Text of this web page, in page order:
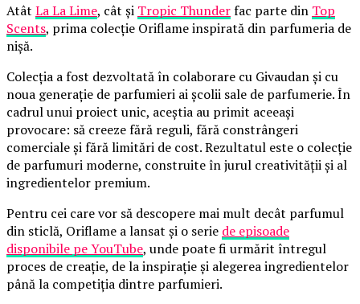
Atât La La Lime, cât și Tropic Thunderfac parte din Top
Scents, prima colecție Oriflame inspirată din parfumeria de
nișă.
Colecția a fost dezvoltată în colaborare cu Givaudan și cu
noua generație de parfumieri ai școlii sale de parfumerie. În
cadrul unui proiect unic, aceștia au primit aceeași
provocare: să creeze fără reguli, fără constrângeri
comerciale și fără limitări de cost. Rezultatul este o colecție
de parfumuri moderne, construite în jurul creativității și al
ingredientelor premium.
Pentru cei care vor să descopere mai mult decât parfumul
din sticlă, Oriflame a lansat și o serie de episoade
disponibile pe YouTube, unde poate fi urmărit întregul
proces de creație, de la inspirație și alegerea ingredientelor
până la competiția dintre parfumieri.